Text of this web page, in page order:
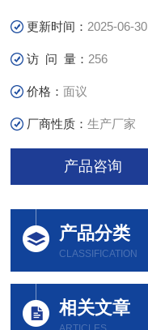
更新时间： 2025-06-30
访 问 量： 256
价格：面议
厂商性质：生产厂家
产品咨询
产品分类
CLASSIFICATION
相关文章